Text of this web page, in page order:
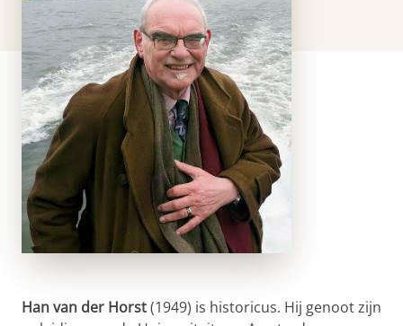
Han van der Horst(1949) is historicus. Hij genoot zijn